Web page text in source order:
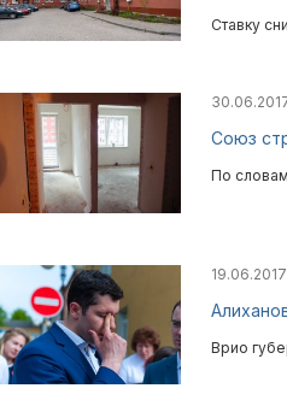
Ставку
Союз
По
19.06.2017
Врио